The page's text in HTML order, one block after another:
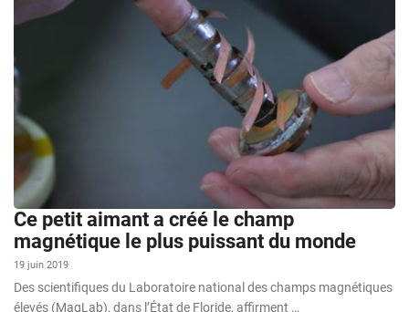
Ce petit aimant a créé le champ
magnétique le plus puissant du monde
19 juin 2019
Des scientifiques du Laboratoire national des champs magnétiques
élevés (MagLab), dans l’État de Floride, affirment …